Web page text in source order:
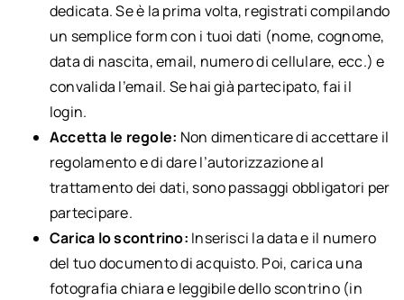
dedicata. Se è la prima volta, registrati compilando
un semplice form con i tuoi dati (nome, cognome,
data di nascita, email, numero di cellulare, ecc.) e
convalida l’email. Se hai già partecipato, fai il
login.
Accetta le regole: Non dimenticare di accettare il
regolamento e di dare l’autorizzazione al
trattamento dei dati, sono passaggi obbligatori per
partecipare.
Carica lo scontrino: Inserisci la data e il numero
del tuo documento di acquisto. Poi, carica una
fotografia chiara e leggibile dello scontrino (in